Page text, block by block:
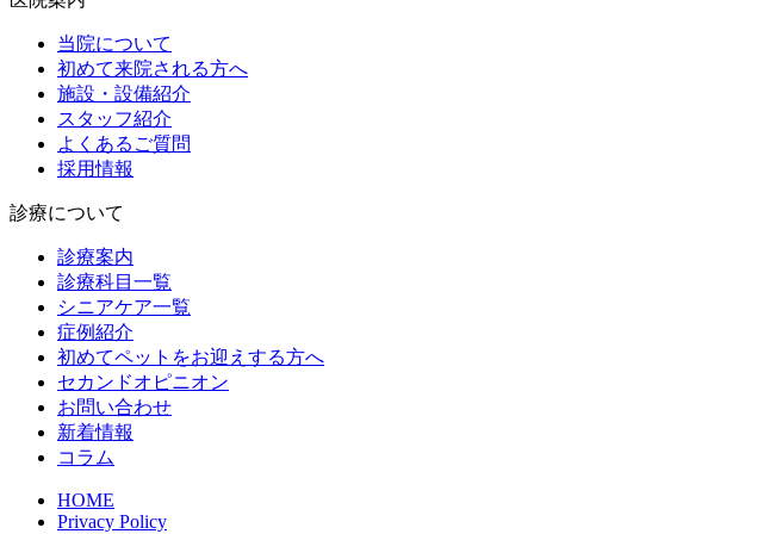
当院について
初めて来院される方へ
施設・設備紹介
スタッフ紹介
よくあるご質問
採用情報
診療について
診療案内
診療科目一覧
シニアケア一覧
症例紹介
初めてペットをお迎えする方へ
セカンドオピニオン
お問い合わせ
新着情報
コラム
HOME
Privacy Policy